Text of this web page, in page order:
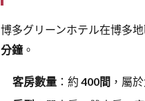
博多グリーンホテル在博多
分鐘。
客房數量 ：約 400間 ，屬